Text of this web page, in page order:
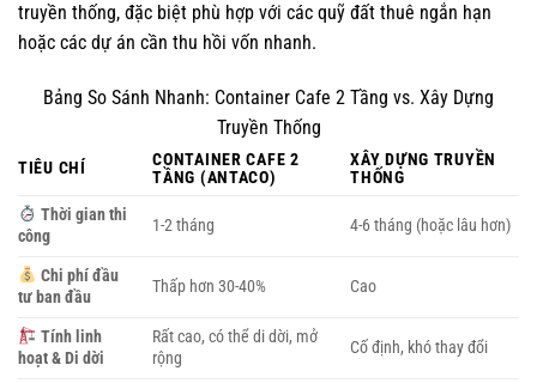
truyền thống, đặc biệt phù hợp với các quỹ đất thuê ngắn hạn
hoặc các dự án cần thu hồi vốn nhanh.
Bảng So Sánh Nhanh: Container Cafe 2 Tầng vs. Xây Dựng
Truyền Thống
TIÊU CHÍ
CONTAINER CAFE 2
TẦNG (ANTACO)
XÂY DỰNG TRUYỀN
THỐNG
Thời gian thi
công
1-2 tháng 4-6 tháng (hoặc lâu hơn)
Chi phí đầu
tư ban đầu
Thấp hơn 30-40% Cao
Tính linh
hoạt & Di dời
Rất cao, có thể di dời, mở
rộng
Cố định, khó thay đổi